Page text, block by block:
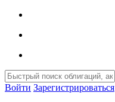
Войти Зарегистрироваться